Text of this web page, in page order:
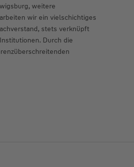
weitere
wir ein vielschichtiges
stets verknüpft
Durch die